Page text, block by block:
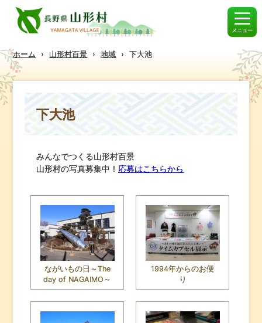
メニュー
ホーム › 山形村百景 › 地域 › 下大池
下大池
みんなでつくる山形村百景
山形村の写真募集中！ 応募はこちらから
ながいもの日～The
day of NAGAIMO～
1994年からのお便
り